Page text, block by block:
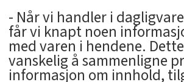
- Når vi handler i
får vi knapt noen
med varen i hendene.
vanskelig å sammenligne
informasjon om innhold,